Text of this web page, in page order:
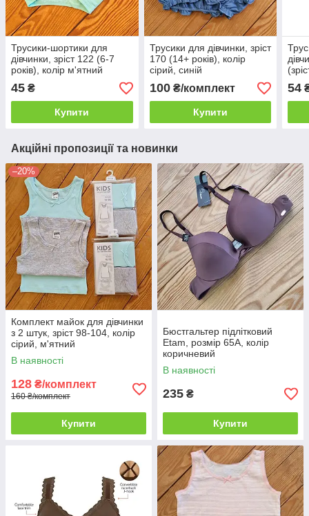
Трусики-шортики для
дівчинки, зріст 122 (6-7
років), колір м'ятний
45 ₴
Купити
Трусики для дівчинки, зріст
170 (14+ років), колір
сірий, синій
100₴/комплект
Купити
54
Акційні пропозиції та новинки
–20%
Комплект майок для дівчинки
з 2 штук, зріст 98-104, колір
сірий, м'ятний
В наявності
128 ₴/комплект
160 ₴/комплект
Купити
Бюстгальтер підлітковий
Etam, розмір 65A, колір
коричневий
В наявності
235 ₴
Купити